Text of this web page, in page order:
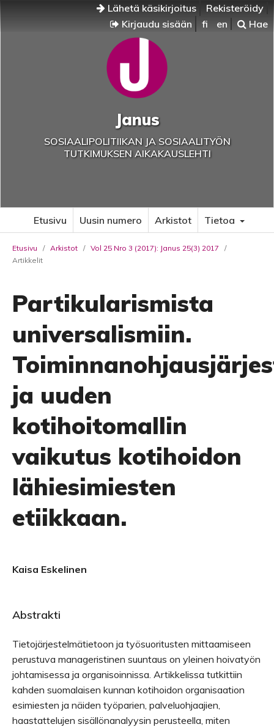
Lähetä käsikirjoitus
Rekisteröidy
Kirjaudu sisään
fi en Hae
Janus
SOSIAALIPOLITIIKAN JA SOSIAALITYÖN
TUTKIMUKSEN AIKAKAUSLEHTI
Etusivu Uusin numero Arkistot Tietoa
Etusivu / Arkistot / Vol 25 Nro 3 (2017): Janus 25(3) 2017
/
Artikkelit
Partikularismista
universalismiin.
ja uuden
kotihoitomallin
vaikutus kotihoidon
lähiesimiesten
etiikkaan.
Kaisa Eskelinen
Abstrakti
Tietojärjestelmätietoon ja työsuoritusten mittaamiseen
perustuva manageristinen suuntaus on yleinen hoivatyön
johtamisessa ja organisoinnissa. Artikkelissa tutkittiin
kahden suomalaisen kunnan kotihoidon organisaation
esimiesten ja näiden työparien, palveluohjaajien,
haastattelujen sisällönanalyysin perusteella, miten